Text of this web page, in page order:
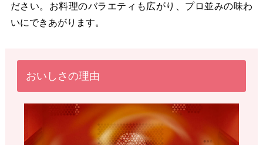
ださい。お料理のバラエティも広がり、プロ並みの味わ
いにできあがります。
おいしさの理由